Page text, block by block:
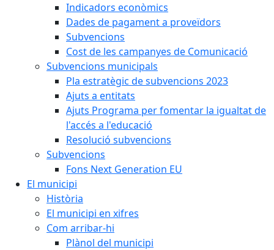
Indicadors econòmics
Dades de pagament a proveïdors
Subvencions
Cost de les campanyes de Comunicació
Subvencions municipals
Pla estratègic de subvencions 2023
Ajuts a entitats
Ajuts Programa per fomentar la igualtat de
l'accés a l'educació
Resolució subvencions
Subvencions
Fons Next Generation EU
El municipi
Història
El municipi en xifres
Com arribar-hi
Plànol del municipi